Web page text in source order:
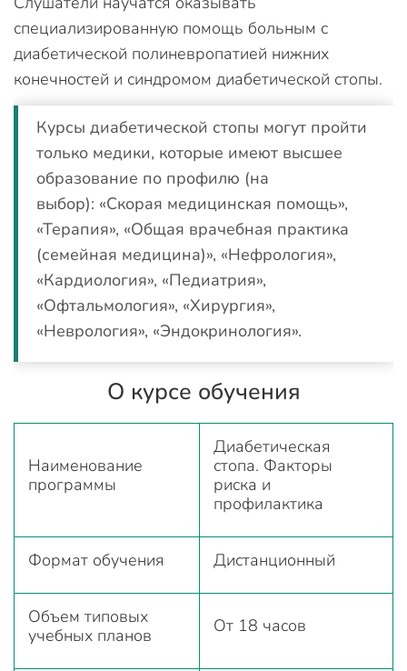
специализированную помощь больным с
диабетической полиневропатией нижних
конечностей и синдромом диабетической стопы.
Курсы диабетической стопы могут пройти
только медики, которые имеют высшее
образование по профилю (на
выбор): «Скорая медицинская помощь»,
«Терапия», «Общая врачебная практика
(семейная медицина)», «Нефрология»,
«Кардиология», «Педиатрия»,
«Офтальмология», «Хирургия»,
«Неврология», «Эндокринология».
О курсе обучения
Наименование
программы
Диабетическая
стопа. Факторы
риска и
профилактика
Формат обучения Дистанционный
Объем типовых
учебных планов
От 18 часов